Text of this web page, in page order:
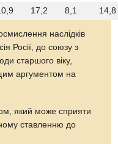
17,2 8,1 14,8
наслідків
Росії, до союзу з
старшого віку,
аргументом на
який може сприяти
ставленню до